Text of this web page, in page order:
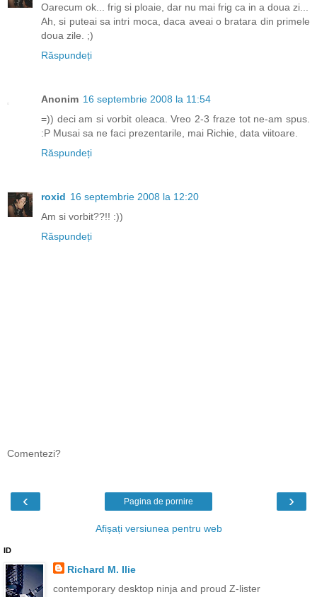
Oarecum ok... frig si ploaie, dar nu mai frig ca in a doua zi...
Ah, si puteai sa intri moca, daca aveai o bratara din primele
doua zile. ;)
Răspundeți
Anonim 16 septembrie 2008 la 11:54
=)) deci am si vorbit oleaca. Vreo 2-3 fraze tot ne-am spus.
:P Musai sa ne faci prezentarile, mai Richie, data viitoare.
Răspundeți
roxid 16 septembrie 2008 la 12:20
Am si vorbit??!! :))
Răspundeți
Comentezi?
‹ ›
Pagina de pornire
Afișați versiunea pentru web
ID
Richard M. Ilie
contemporary desktop ninja and proud Z-lister